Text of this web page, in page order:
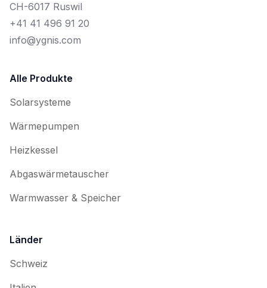
CH-6017 Ruswil
+41 41 496 91 20
info@ygnis.com
Alle Produkte
Solarsysteme
Wärmepumpen
Heizkessel
Abgaswärmetauscher
Warmwasser & Speicher
Länder
Schweiz